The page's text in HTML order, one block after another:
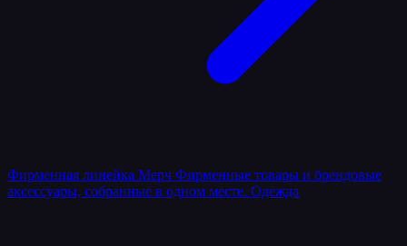
Фирменная линейка Мерч Фирменные товары и брендовые
аксессуары, собранные в одном месте. Одежда